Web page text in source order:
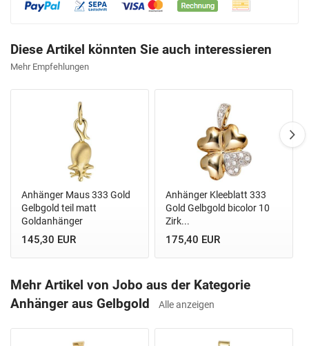
Diese Artikel könnten Sie auch interessieren
Mehr Empfehlungen
Anhänger Maus 333 Gold
Gelbgold teil matt
Goldanhänger
145,30 EUR
Anhänger Kleeblatt 333
Gold Gelbgold bicolor 10
Zirk...
175,40 EUR
Mehr Artikel von Jobo aus der Kategorie
Anhänger aus Gelbgold
Alle anzeigen